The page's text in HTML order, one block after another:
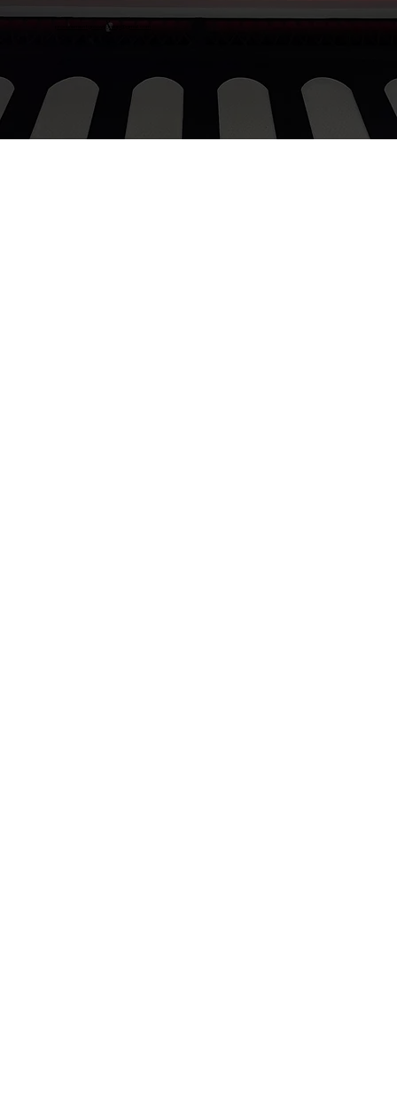
procurementgroovygroup@gmail.com